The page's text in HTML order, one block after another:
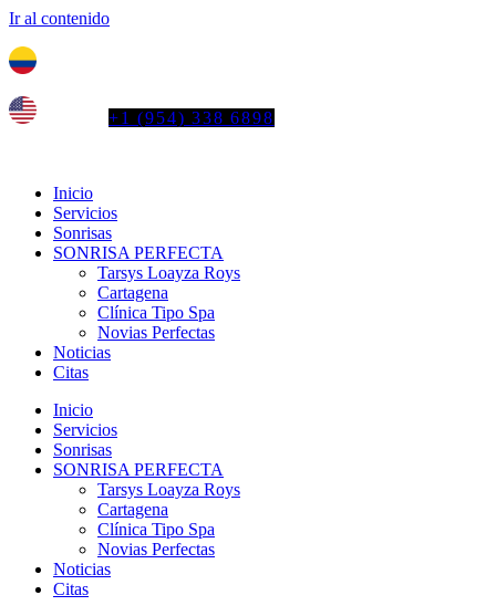
Ir al contenido
+1 (954) 338 6898
Inicio
Servicios
Sonrisas
SONRISA PERFECTA
Tarsys Loayza Roys
Cartagena
Clínica Tipo Spa
Novias Perfectas
Noticias
Citas
Inicio
Servicios
Sonrisas
SONRISA PERFECTA
Tarsys Loayza Roys
Cartagena
Clínica Tipo Spa
Novias Perfectas
Noticias
Citas